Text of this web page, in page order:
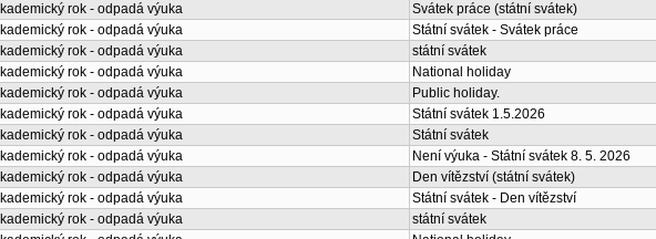
rok - odpadá výuka
Svátek práce (státní svátek)
rok - odpadá výuka
Státní svátek - Svátek práce
rok - odpadá výuka
státní svátek
rok - odpadá výuka
National holiday
rok - odpadá výuka
Public holiday.
rok - odpadá výuka
Státní svátek 1.5.2026
rok - odpadá výuka
Státní svátek
rok - odpadá výuka
Není výuka - Státní svátek 8. 5. 2026
rok - odpadá výuka
Den vítězství (státní svátek)
rok - odpadá výuka
Státní svátek - Den vítězství
rok - odpadá výuka
státní svátek